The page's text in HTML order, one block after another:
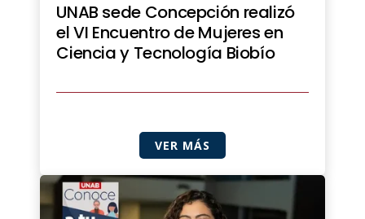
UNAB sede Concepción realizó
el VI Encuentro de Mujeres en
Ciencia y Tecnología Biobío
VER MÁS